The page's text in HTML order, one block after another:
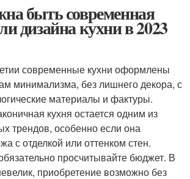
быть современная
дизайна кухни в 2023
современные кухни оформлены
минимализма, без лишнего декора, с
материалы и фактуры.
кухня остается одним из
трендов, особенно если она
с отделкой или оттенком стен.
просчитывайте бюджет. В
приобретение возможно без